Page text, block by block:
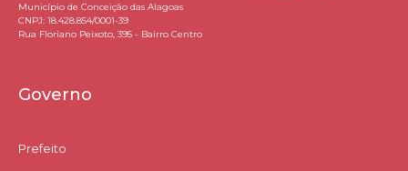
Município de Conceição das Alagoas
CNPJ: 18.428.854/0001-39
Rua Floriano Peixoto, 395 - Bairro Centro
Governo
Prefeito